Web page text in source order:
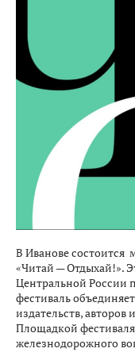
В Иванове
«Читай — Отдыхай!».
Центральной России
фестиваль
издательств, авторов
Площадкой
железнодорожного